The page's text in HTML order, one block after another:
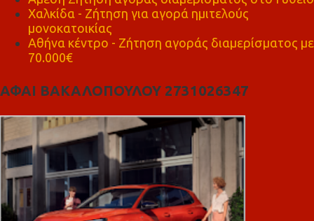
Χαλκίδα - Ζήτηση για αγορά ημιτελούς
μονοκατοικίας
Αθήνα κέντρο - Ζήτηση αγοράς διαμερίσματος με
70.000€
ΑΦΑΙ ΒΑΚΑΛΟΠΟΥΛΟΥ 2731026347